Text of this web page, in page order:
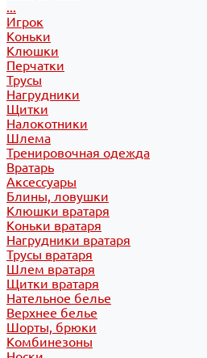
...
Игрок
Коньки
Клюшки
Перчатки
Трусы
Нагрудники
Щитки
Налокотники
Шлема
Тренировочная одежда
Вратарь
Аксессуары
Блины, ловушки
Клюшки вратаря
Коньки вратаря
Нагрудники вратаря
Трусы вратаря
Шлем вратаря
Щитки вратаря
Нательное белье
Верхнее белье
Шорты, брюки
Комбинезоны